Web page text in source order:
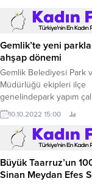
Gemlik’te yeni
ahşap dönemi
Gemlik Belediyesi Park
Müdürlüğü ekipleri ilçe
genelindepark yapım
aralıksız devam ediyor.
10.10.2022 15:00
Büyük Taarruz’un
Sinan Meydan Efes